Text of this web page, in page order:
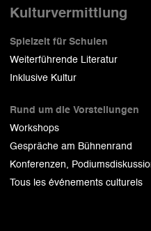
Kulturvermittlung
Spielzeit für Schulen
Weiterführende Literatur
Inklusive Kultur
Rund um die Vorstellungen
Workshops
Gespräche am Bühnenrand
Konferenzen,
Tous les événements culturels